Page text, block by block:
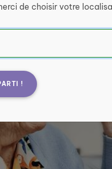
de choisir votre
!